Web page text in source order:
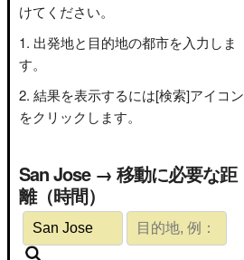
けてください。
出発地と目的地の都市を入力しま
す。
結果を表示するには[検索]アイコン
をクリックします。
San Jose → 移動に必要な距
離（時間）